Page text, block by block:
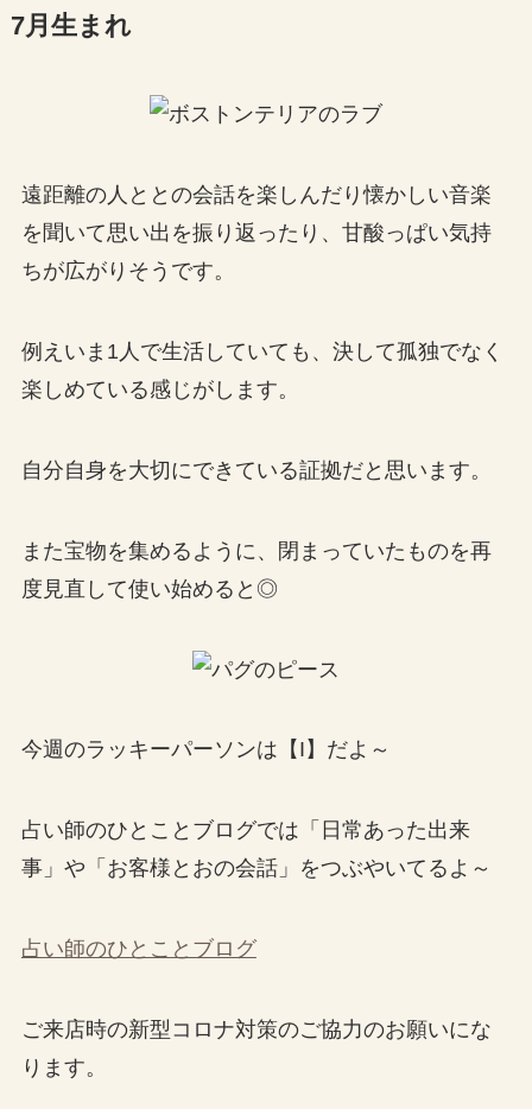
7月生まれ
遠距離の人ととの会話を楽しんだり懐かしい音楽
を聞いて思い出を振り返ったり、甘酸っぱい気持
ちが広がりそうです。
例えいま1人で生活していても、決して孤独でなく
楽しめている感じがします。
自分自身を大切にできている証拠だと思います。
また宝物を集めるように、閉まっていたものを再
度見直して使い始めると◎
今週のラッキーパーソンは【I】だよ～
占い師のひとことブログでは「日常あった出来
事」や「お客様とおの会話」をつぶやいてるよ～
占い師のひとことブログ
ご来店時の新型コロナ対策のご協力のお願いにな
ります。